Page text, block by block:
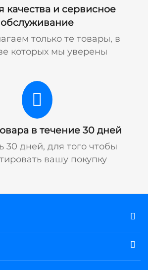
качества и сервисное
обслуживание
только те товары, в
которых мы уверены
в течение 30 дней
30 дней, для того чтобы
вашу покупку